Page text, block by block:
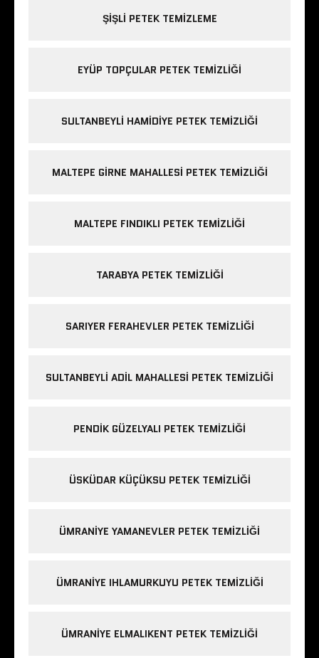
ŞIŞLI PETEK TEMIZLEME
EYÜP TOPÇULAR PETEK TEMIZLIĞI
SULTANBEYLI HAMIDIYE PETEK TEMIZLIĞI
MALTEPE GIRNE MAHALLESI PETEK TEMIZLIĞI
MALTEPE FINDIKLI PETEK TEMIZLIĞI
TARABYA PETEK TEMIZLIĞI
SARIYER FERAHEVLER PETEK TEMIZLIĞI
SULTANBEYLI ADIL MAHALLESI PETEK TEMIZLIĞI
PENDIK GÜZELYALI PETEK TEMIZLIĞI
ÜSKÜDAR KÜÇÜKSU PETEK TEMIZLIĞI
ÜMRANIYE YAMANEVLER PETEK TEMIZLIĞI
ÜMRANIYE IHLAMURKUYU PETEK TEMIZLIĞI
ÜMRANIYE ELMALIKENT PETEK TEMIZLIĞI